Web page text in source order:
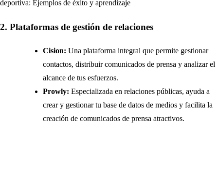
deportiva: Ejemplos de éxito y aprendizaje
2. Plataformas de gestión de relaciones
Cision: Una plataforma integral que permite gestionar
contactos, distribuir comunicados de prensa y analizar el
alcance de tus esfuerzos.
Prowly: Especializada en relaciones públicas, ayuda a
crear y gestionar tu base de datos de medios y facilita la
creación de comunicados de prensa atractivos.